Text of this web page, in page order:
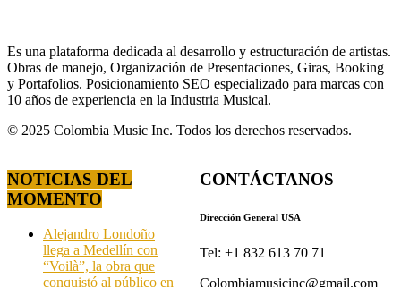
Es una plataforma dedicada al desarrollo y estructuración de artistas.
Obras de manejo, Organización de Presentaciones, Giras, Booking
y Portafolios. Posicionamiento SEO especializado para marcas con
10 años de experiencia en la Industria Musical.
© 2025 Colombia Music Inc. Todos los derechos reservados.
NOTICIAS DEL
MOMENTO
Alejandro Londoño
llega a Medellín con
“Voilà”, la obra que
conquistó al público en
CONTÁCTANOS
Dirección General USA
Tel: +1 832 613 70 71
Colombiamusicinc@gmail.com